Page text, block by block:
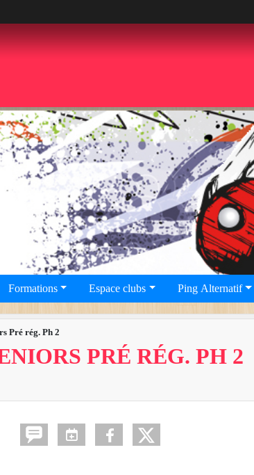
Formations Espace clubs Ping Alternatif
Pré rég. Ph 2
PRÉ RÉG. PH 2